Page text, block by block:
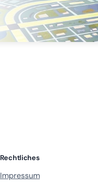
Rechtliches
Impressum